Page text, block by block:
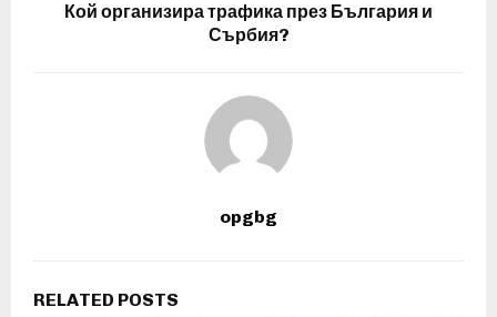
Кой организира трафика през България и
Сърбия?
opgbg
RELATED POSTS